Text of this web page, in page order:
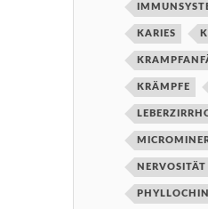
KARIES
KRÄMPFE
NERVOSITÄT